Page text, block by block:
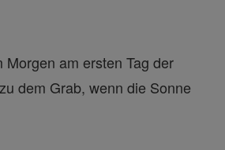
Morgen am ersten Tag der
dem Grab, wenn die Sonne